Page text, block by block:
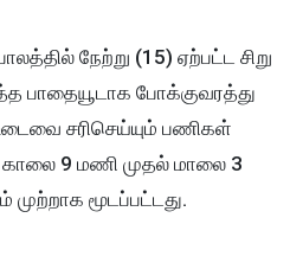
நேற்று (15) ஏற்பட்ட சிறு
பாதையூடாக போக்குவரத்து
சரிசெய்யும் பணிகள்
9 மணி முதல் மாலை 3
மூடப்பட்டது.